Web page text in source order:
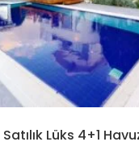
Lüks 4+1